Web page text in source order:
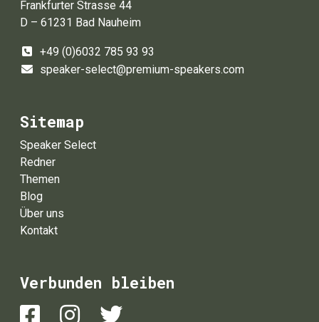
Frankfurter Strasse 44
D – 61231 Bad Nauheim
+49 (0)6032 785 93 93
speaker-select@premium-speakers.com
Sitemap
Speaker Select
Redner
Themen
Blog
Über uns
Kontakt
Verbunden bleiben